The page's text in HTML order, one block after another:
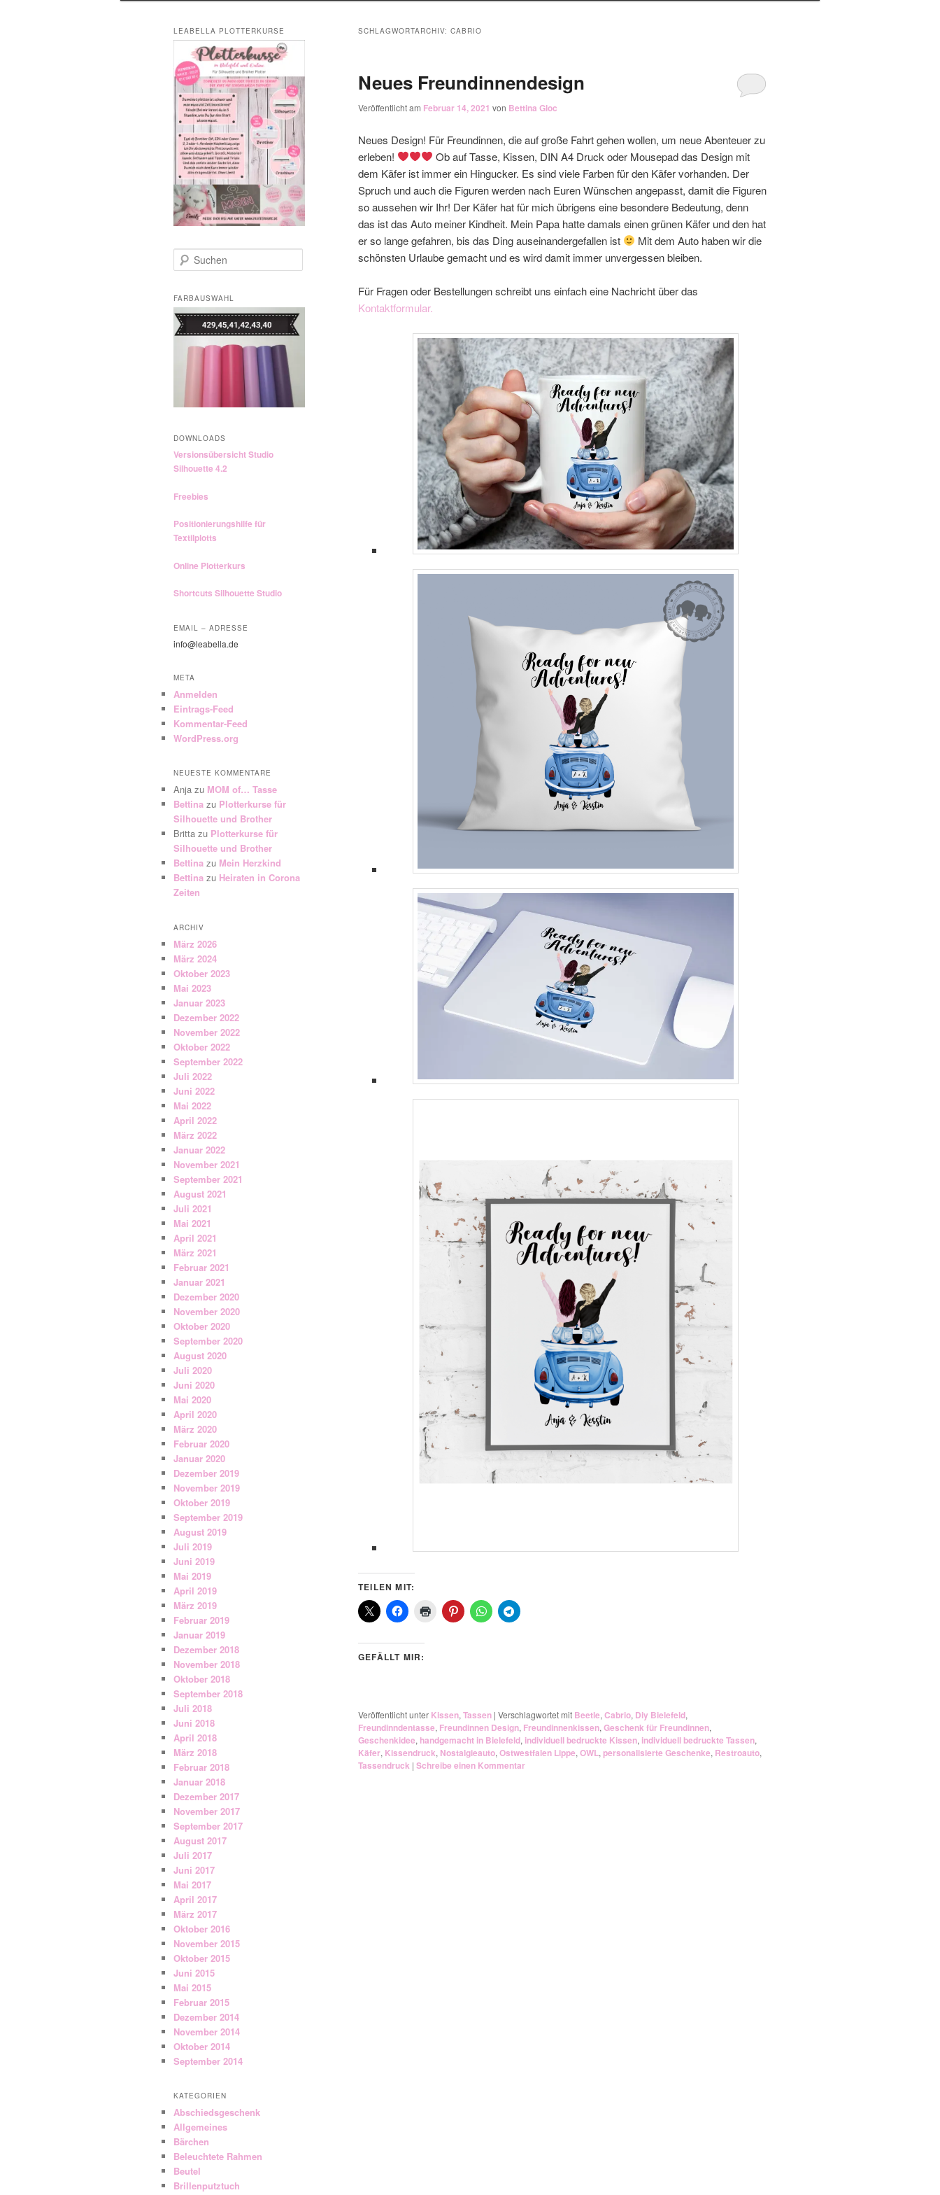
SCHLAGWORTARCHIV: CABRIO
Neues Freundinnendesign
Veröffentlicht am Februar 14, 2021 von Bettina Gloc
Neues Design! Für Freundinnen, die auf große Fahrt gehen wollen, um neue Abenteuer zu
erleben!
Ob auf Tasse, Kissen, DIN A4 Druck oder Mousepad das Design mit
dem Käfer ist immer ein Hingucker. Es sind viele Farben für den Käfer vorhanden. Der
Spruch und auch die Figuren werden nach Euren Wünschen angepasst, damit die Figuren
so aussehen wir Ihr! Der Käfer hat für mich übrigens eine besondere Bedeutung, denn
das ist das Auto meiner Kindheit. Mein Papa hatte damals einen grünen Käfer und den hat
er so lange gefahren, bis das Ding auseinandergefallen ist
Mit dem Auto haben wir die
schönsten Urlaube gemacht und es wird damit immer unvergessen bleiben.
Für Fragen oder Bestellungen schreibt uns einfach eine Nachricht über das
Kontaktformular.
TEILEN MIT:
GEFÄLLT MIR:
Veröffentlicht unter Kissen, Tassen | Verschlagwortet mit Beetle, Cabrio, Diy Bielefeld,
Freundinndentasse, Freundinnen Design, Freundinnenkissen, Geschenk für Freundinnen,
Geschenkidee, handgemacht in Bielefeld, individuell bedruckte Kissen, individuell bedruckte Tassen,
Käfer, Kissendruck, Nostalgieauto, Ostwestfalen Lippe, OWL, personalisierte Geschenke, Restroauto,
Tassendruck | Schreibe einen Kommentar
LEABELLA PLOTTERKURSE
u
h
e
n
FARBAUSWAHL
DOWNLOADS
Versionsübersicht Studio
Silhouette 4.2
Freebies
Positionierungshilfe für
Textilplotts
Online Plotterkurs
Shortcuts Silhouette Studio
EMAIL – ADRESSE
info@leabella.de
META
Anmelden
Eintrags-Feed
Kommentar-Feed
WordPress.org
NEUESTE KOMMENTARE
Anja zu MOM of… Tasse
Bettina zu Plotterkurse für
Silhouette und Brother
Britta zu Plotterkurse für
Silhouette und Brother
Bettina zu Mein Herzkind
Bettina zu Heiraten in Corona
Zeiten
ARCHIV
März 2026
März 2024
Oktober 2023
Mai 2023
Januar 2023
Dezember 2022
November 2022
Oktober 2022
September 2022
Juli 2022
Juni 2022
Mai 2022
April 2022
März 2022
Januar 2022
November 2021
September 2021
August 2021
Juli 2021
Mai 2021
April 2021
März 2021
Februar 2021
Januar 2021
Dezember 2020
November 2020
Oktober 2020
September 2020
August 2020
Juli 2020
Juni 2020
Mai 2020
April 2020
März 2020
Februar 2020
Januar 2020
Dezember 2019
November 2019
Oktober 2019
September 2019
August 2019
Juli 2019
Juni 2019
Mai 2019
April 2019
März 2019
Februar 2019
Januar 2019
Dezember 2018
November 2018
Oktober 2018
September 2018
Juli 2018
Juni 2018
April 2018
März 2018
Februar 2018
Januar 2018
Dezember 2017
November 2017
September 2017
August 2017
Juli 2017
Juni 2017
Mai 2017
April 2017
März 2017
Oktober 2016
November 2015
Oktober 2015
Juni 2015
Mai 2015
Februar 2015
Dezember 2014
November 2014
Oktober 2014
September 2014
KATEGORIEN
Abschiedsgeschenk
Allgemeines
Bärchen
Beleuchtete Rahmen
Beutel
Brillenputztuch